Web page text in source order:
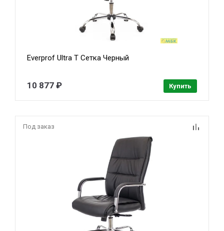
Everprof Ultra T Сетка Черный
10 877 ₽ Купить
Под заказ